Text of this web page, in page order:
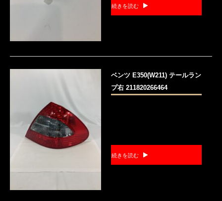
続きを読む
ベンツ E350(W211) テールラン
プ右 211820266464
続きを読む